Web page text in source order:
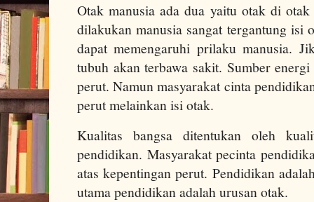
Otak manusia ada dua yaitu otak di
dilakukan manusia sangat tergantung isi
dapat memengaruhi prilaku manusia.
tubuh akan terbawa sakit. Sumber
perut. Namun masyarakat cinta
perut melainkan isi otak.
Kualitas bangsa ditentukan oleh
pendidikan. Masyarakat pecinta
atas kepentingan perut. Pendidikan
utama pendidikan adalah urusan otak.